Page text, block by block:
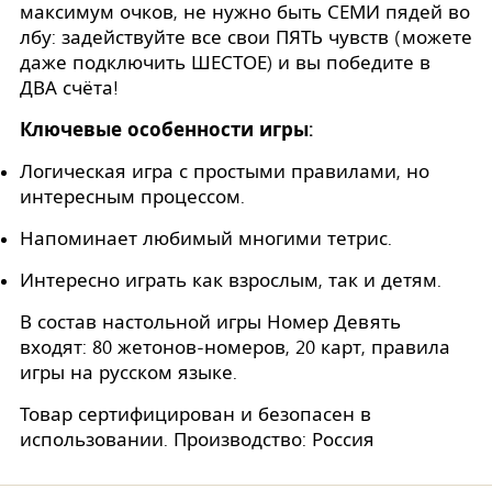
максимум очков, не нужно быть СЕМИ пядей во
лбу: задействуйте все свои ПЯТЬ чувств (можете
даже подключить ШЕСТОЕ) и вы победите в
ДВА счёта!
Ключевые особенности игры:
Логическая игра с простыми правилами, но
интересным процессом.
Напоминает любимый многими тетрис.
Интересно играть как взрослым, так и детям.
В состав настольной игры Номер Девять
входят: 80 жетонов-номеров, 20 карт, правила
игры на русском языке.
Товар сертифицирован и безопасен в
использовании. Производство: Россия